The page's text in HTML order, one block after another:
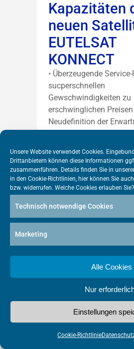
Unsere Website verwendet Cookies.
Drittanbietern können diese Informationen
zusammenführen. Details finden Sie in
in den Cookie-Richtlinien, hier können Sie
bzw. widerrufen. Welche Cookies erlauben Sie?
Technisch notwendige Cookies
Marketing
Alle Cookies
Nur
Einstellungen
Cookie-Richtlinie
Kapazitäten
neuen
EUTELSAT
KONNECT
• Überzeugende
sucperschnellen
Gewschwindigkeiten zu
erschwinglichen Preisen
Neudefinition der
Ausbaugebiete leben
[caption
align="aligncenter"
Photo credit:
[/caption] Paris, 23.
– Eutelsat
weiterlesen
Glasfaser